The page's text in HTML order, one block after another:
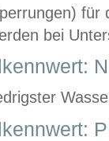
für
bei